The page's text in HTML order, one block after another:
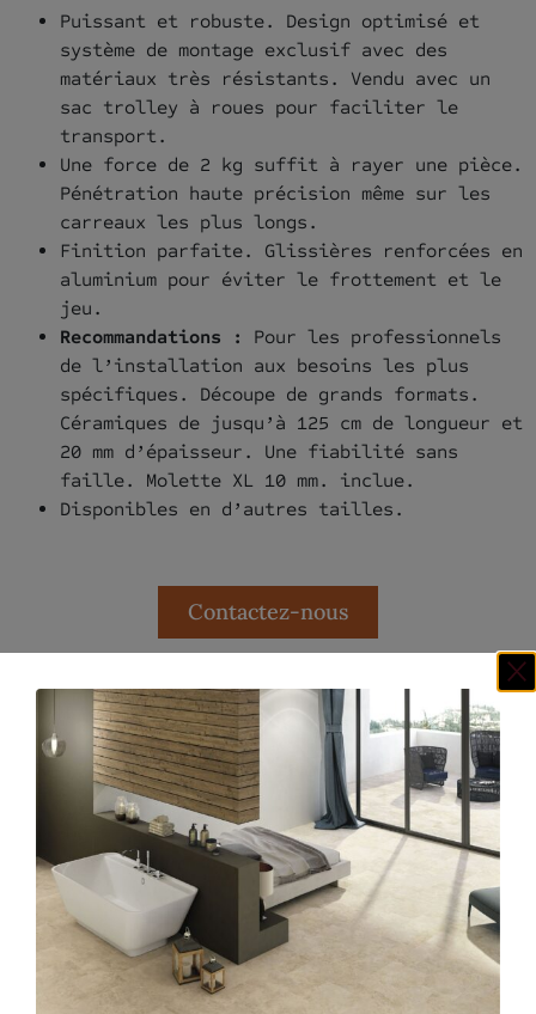
Puissant et robuste. Design optimisé et
système de montage exclusif avec des
matériaux très résistants. Vendu avec un
sac trolley à roues pour faciliter le
transport.
Une force de 2 kg suffit à rayer une pièce.
Pénétration haute précision même sur les
carreaux les plus longs.
Finition parfaite. Glissières renforcées en
aluminium pour éviter le frottement et le
jeu.
Recommandations : Pour les professionnels
de l’installation aux besoins les plus
spécifiques. Découpe de grands formats.
Céramiques de jusqu’à 125 cm de longueur et
20 mm d’épaisseur. Une fiabilité sans
faille. Molette XL 10 mm. inclue.
Disponibles en d’autres tailles.
Contactez-nous
Nos clients ont aussi aimé...